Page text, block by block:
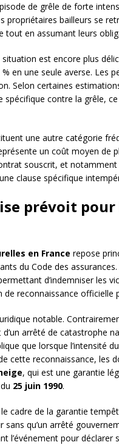
de grêle de forte
propriétaires bailleurs se
tout en assumant leurs
situation est encore plus
en une seule averse. Les
Selon certaines
spécifique contre la grêle,
une autre catégorie
un coût moyen de
souscrit, et notamment
clause spécifique
prévoit
en France repose
du Code des
d’indemniser les
de reconnaissance officielle
notable.
arrêté de catastrophe
que lorsque l’intensité
cette reconnaissance, les
, qui est une garantie
25 juin 1990.
cadre de la garantie
sans qu’un arrêté
l’événement pour déclarer